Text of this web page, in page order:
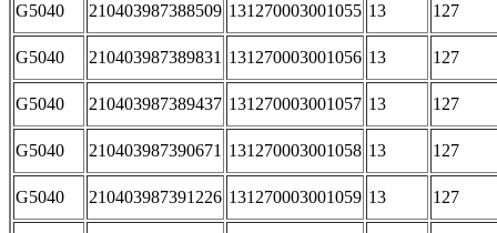
G5040 210403987388509 131270003001055 13 127
G5040 210403987389831 131270003001056 13 127
G5040 210403987389437 131270003001057 13 127
G5040 210403987390671 131270003001058 13 127
G5040 210403987391226 131270003001059 13 127